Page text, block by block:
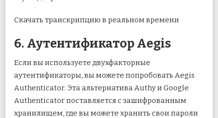
Скачать транскрипцию в реальном времени
6. Аутентификатор Aegis
Если вы используете двухфакторные
аутентификаторы, вы можете попробовать Aegis
Authenticator. Эта альтернатива Authy и Google
Authenticator поставляется с зашифрованным
хранилищем, где вы можете хранить свои пароли